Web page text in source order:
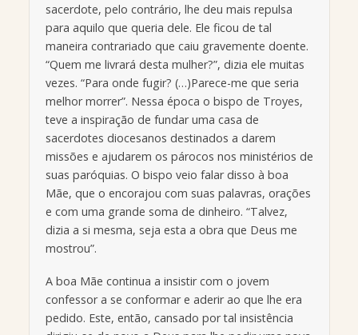
sacerdote, pelo contrário, lhe deu mais repulsa
para aquilo que queria dele. Ele ficou de tal
maneira contrariado que caiu gravemente doente.
“Quem me livrará desta mulher?”, dizia ele muitas
vezes. “Para onde fugir? (…)Parece-me que seria
melhor morrer”. Nessa época o bispo de Troyes,
teve a inspiração de fundar uma casa de
sacerdotes diocesanos destinados a darem
missões e ajudarem os párocos nos ministérios de
suas paróquias. O bispo veio falar disso à boa
Mãe, que o encorajou com suas palavras, orações
e com uma grande soma de dinheiro. “Talvez,
dizia a si mesma, seja esta a obra que Deus me
mostrou”.
A boa Mãe continua a insistir com o jovem
confessor a se conformar e aderir ao que lhe era
pedido. Este, então, cansado por tal insistência